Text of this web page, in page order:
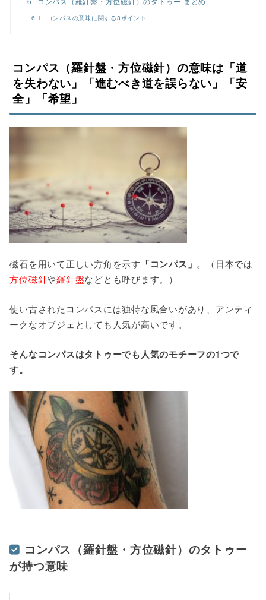
6.1 コンパスの意味に関する3ポイント
コンパス（羅針盤・方位磁針）の意味は「道
を失わない」「進むべき道を誤らない」「安
全」「希望」
磁石を用いて正しい方角を示す 「コンパス」 。（日本では
方位磁針や羅針盤などとも呼びます。）
使い古されたコンパスには独特な風合いがあり、アンティ
ークなオブジェとしても人気が高いです。
そんなコンパスはタトゥーでも人気のモチーフの1つで
す。
コンパス（羅針盤・方位磁針）のタトゥー
が持つ意味